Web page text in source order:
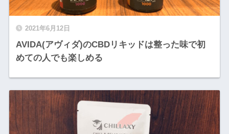
2021年6月12日
AVIDA(アヴィダ)のCBDリキッドは整った味で初
めての人でも楽しめる